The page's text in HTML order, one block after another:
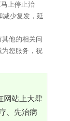
上停止治
减少复发，延
其他的相关问
您服务，祝
网站上大肆
、先治病